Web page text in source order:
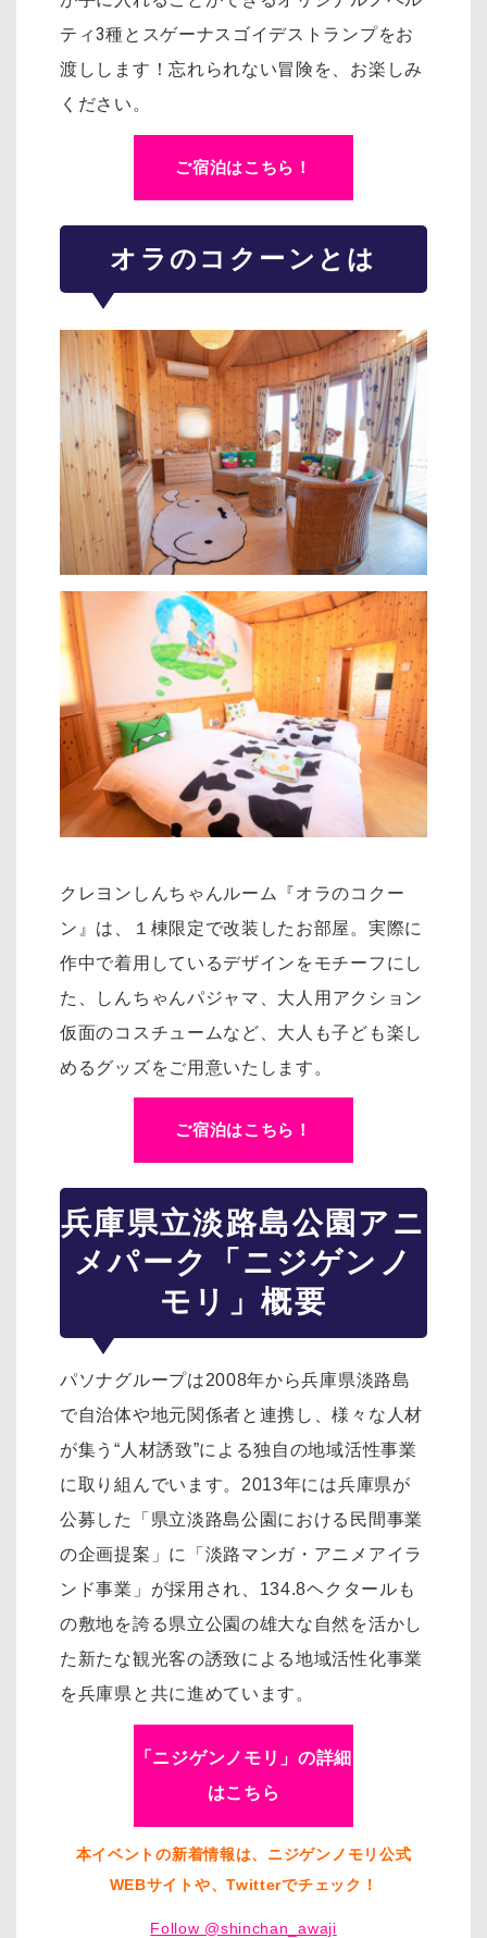
ティ3種とスゲーナスゴイデストランプをお
渡しします！忘れられない冒険を、お楽しみ
ください。
ご宿泊はこちら！
オラのコクーンとは
クレヨンしんちゃんルーム『オラのコクー
ン』は、１棟限定で改装したお部屋。実際に
作中で着用しているデザインをモチーフにし
た、
しんちゃんパジャマ、大人用アクション
仮面のコスチュームなど、大人も子ども楽し
めるグッズをご用意いたします。
ご宿泊はこちら！
兵庫県立淡路島公園アニ
メパーク「ニジゲンノ
モリ」概要
パソナグループは2008年から兵庫県淡路島
で自治体や地元関係者と連携し、様々な人材
が集う“人材誘致”による独自の地域活性事業
に取り組んでいます。2013年には兵庫県が
公募した「県立淡路島公園における民間事業
の企画提案」に「淡路マンガ・アニメアイラ
ンド事業」が採用され、134.8ヘクタールも
の敷地を誇る県立公園の雄大な自然を活かし
た新たな観光客の誘致による地域活性化事業
を兵庫県と共に進めています。
「ニジゲンノモリ」の詳細
はこちら
本イベントの新着情報は、ニジゲンノモリ公式
WEBサイトや、Twitterでチェック！
Follow @shinchan_awaji